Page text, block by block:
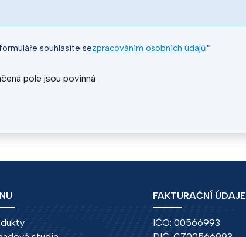
souhlasíte sezpracováním osobních údajů*
pole jsou povinná
FAKTURAČNÍ ÚDAJE
IČO: 00566993